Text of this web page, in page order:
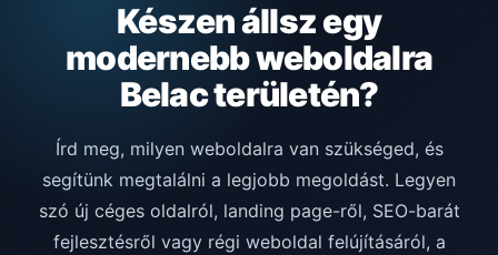
Készen állsz egy
modernebb weboldalra
Belac területén?
Írd meg, milyen weboldalra van szükséged, és
segítünk megtalálni a legjobb megoldást. Legyen
szó új céges oldalról, landing page-ről, SEO-barát
fejlesztésről vagy régi weboldal felújításáról, a